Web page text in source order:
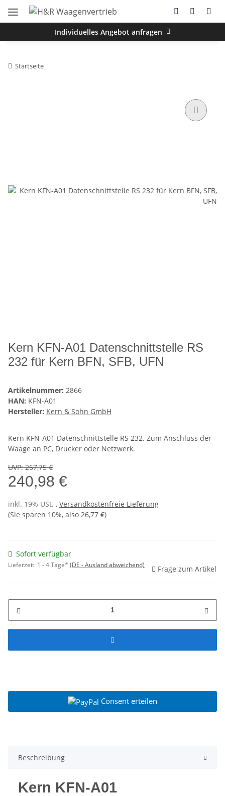
Individuelles Angebot anfragen
Startseite
Kern KFN-A01 Datenschnittstelle RS
232 für Kern BFN, SFB, UFN
Artikelnummer: 2866
HAN: KFN-A01
Hersteller: Kern & Sohn GmbH
Kern KFN-A01 Datenschnittstelle RS 232. Zum Anschluss der
Waage an PC, Drucker oder Netzwerk.
UVP:267,75 €
240,98 €
inkl. 19% USt. , Versandkostenfreie Lieferung
(Sie sparen 10%, also 26,77 €)
Sofort verfügbar
Lieferzeit: 1 - 4 Tage* (DE - Ausland abweichend) Frage zum Artikel
Consent erteilen
Beschreibung
Kern KFN-A01